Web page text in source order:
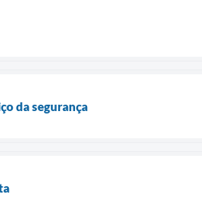
da segurança